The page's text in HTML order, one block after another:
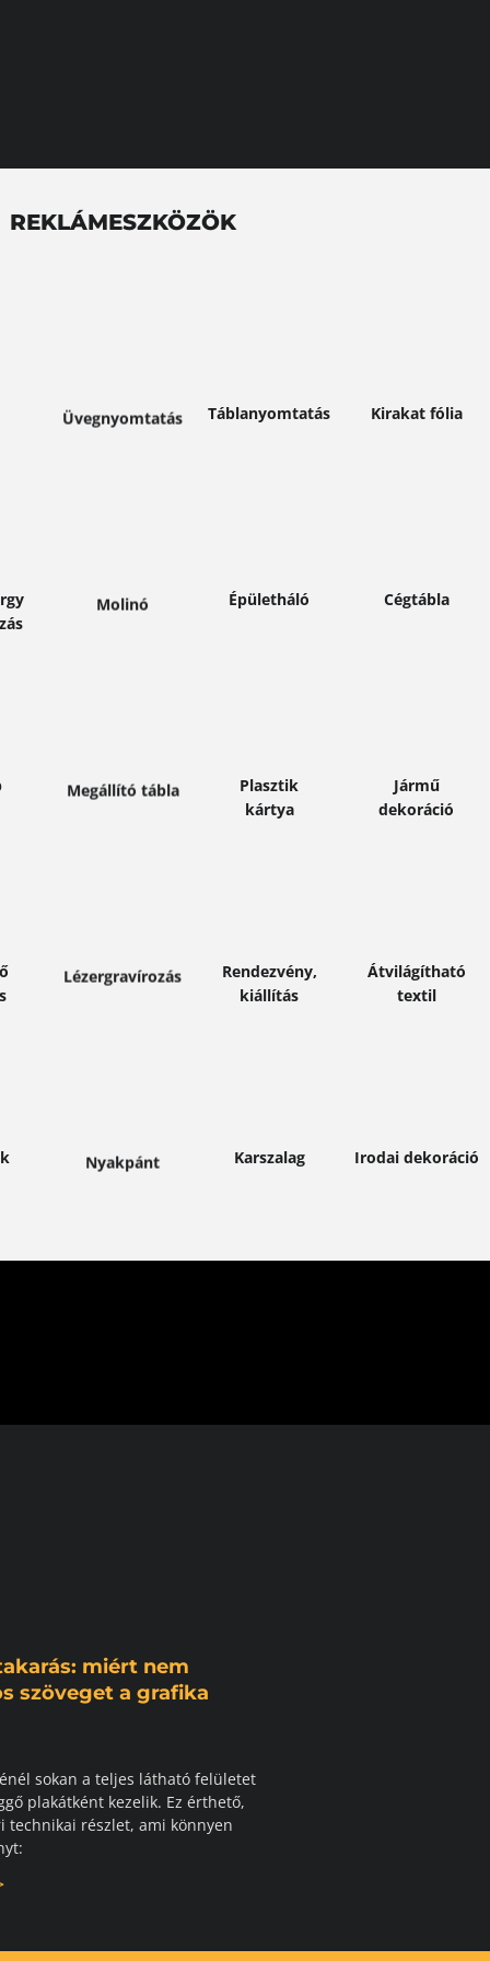
REKLÁMESZKÖZÖK
Üvegnyomtatás Táblanyomtatás Kirakat fólia
Molinó Épületháló Cégtábla
Megállító tábla
Plasztik
kártya
Jármű
dekoráció
Lézergravírozás
Rendezvény,
kiállítás
Átvilágítható
textil
Nyakpánt Karszalag Irodai dekoráció
miért nem
szöveget a grafika
sokan a teljes látható felületet
plakátként kezelik. Ez érthető,
technikai részlet, ami könnyen